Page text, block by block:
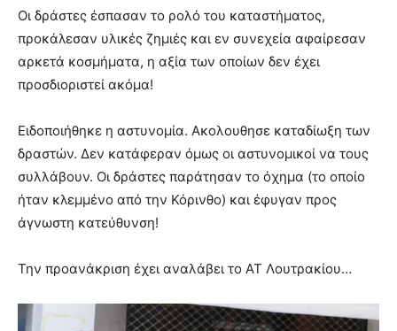
Οι δράστες έσπασαν το ρολό του καταστήματος,
προκάλεσαν υλικές ζημιές και εν συνεχεία αφαίρεσαν
αρκετά κοσμήματα, η αξία των οποίων δεν έχει
προσδιοριστεί ακόμα!
Ειδοποιήθηκε η αστυνομία. Ακολουθησε καταδίωξη των
δραστών. Δεν κατάφεραν όμως οι αστυνομικοί να τους
συλλάβουν. Οι δράστες παράτησαν το όχημα (το οποίο
ήταν κλεμμένο από την Κόρινθο) και έφυγαν προς
άγνωστη κατεύθυνση!
Την προανάκριση έχει αναλάβει το ΑΤ Λουτρακίου…